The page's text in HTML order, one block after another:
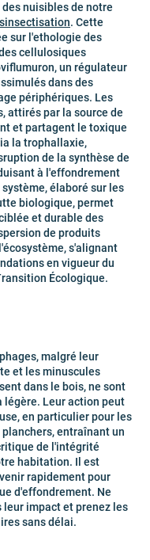
nuisibles de notre
. Cette
sur l'ethologie des
cellulosiques
un régulateur
dans des
périphériques. Les
attirés par la source de
et partagent le toxique
la trophallaxie,
de la synthèse de
à l'effondrement
élaboré sur les
biologique, permet
et durable des
de produits
s'alignant
en vigueur du
Écologique.
malgré leur
et les minuscules
dans le bois, ne sont
légère. Leur action peut
en particulier pour les
entraînant un
de l'intégrité
habitation. Il est
rapidement pour
d'effondrement. Ne
leur impact et prenez les
sans délai.